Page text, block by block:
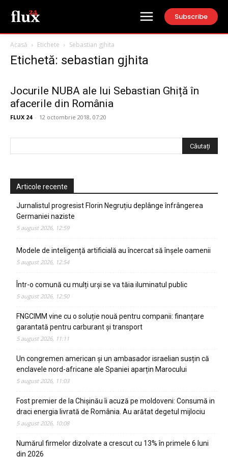
Subscribe
Acasă Etichete Sebastian gjhita
Etichetă: sebastian gjhita
Jocurile NUBA ale lui Sebastian Ghiță în
afacerile din România
FLUX 24 - 12 octombrie 2018, 07:20
Articole recente
Jurnalistul progresist Florin Negruțiu deplânge înfrângerea
Germaniei naziste
5 august 2026, 12:59
Modele de inteligență artificială au încercat să înșele oamenii
5 august 2026, 12:54
Într-o comună cu mulți urși se va tăia iluminatul public
5 august 2026, 12:50
FNGCIMM vine cu o soluție nouă pentru companii: finanțare
garantată pentru carburant și transport
5 august 2026, 11:11
Un congremen american și un ambasador israelian susțin că
enclavele nord-africane ale Spaniei aparțin Marocului
5 august 2026, 11:03
Fost premier de la Chișinău îi acuză pe moldoveni: Consumă in
draci energia livrată de România. Au arătat degetul mijlociu
5 august 2026, 10:08
Numărul firmelor dizolvate a crescut cu 13% în primele 6 luni
din 2026